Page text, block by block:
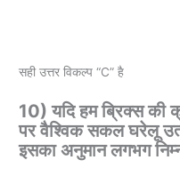
सही उत्तर विकल्प “C” है
10) यदि हम ब्रिक्स की
पर वैश्विक सकल घरेलू
इसका अनुमान लगभग